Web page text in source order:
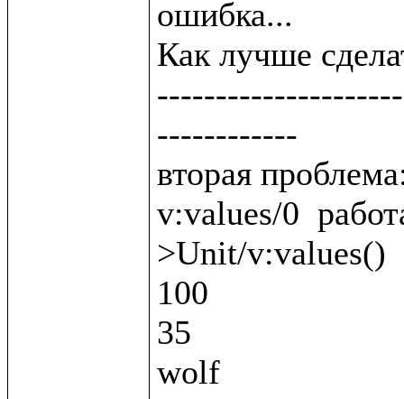
ошибка...
Как лучше
------------
вторая
v:values/0
>Unit/v:values()
100
35
wolf